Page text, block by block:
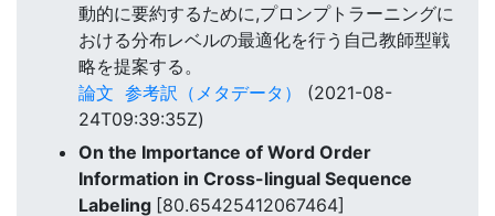
動的に要約するために,プロンプトラーニングに
おける分布レベルの最適化を行う自己教師型戦
略を提案する。
論文 参考訳（メタデータ）
(2021-08-
24T09:39:35Z)
On the Importance of Word Order
Information in Cross-lingual Sequence
Labeling [80.65425412067464]